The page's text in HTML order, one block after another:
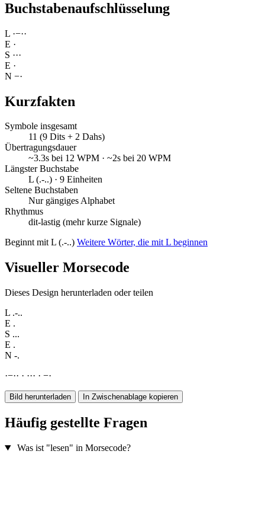
Buchstabenaufschlüsselung
L ·−··
E ·
S ···
E ·
N −·
Kurzfakten
Symbole insgesamt
11 (9 Dits + 2 Dahs)
Übertragungsdauer
~3.3s bei 12 WPM · ~2s bei 20 WPM
Längster Buchstabe
L (.-..) · 9 Einheiten
Seltene Buchstaben
Nur gängiges Alphabet
Rhythmus
dit-lastig (mehr kurze Signale)
Beginnt mit L (.-..) Weitere Wörter, die mit L beginnen
Visueller Morsecode
Dieses Design herunterladen oder teilen
L .-..
E .
S ...
E .
N -.
·−·· · ··· · −·
Bild herunterladen In Zwischenablage kopieren
Häufig gestellte Fragen
Was ist "lesen" in Morsecode?